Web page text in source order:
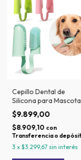
Cepillo Dental de
Silicona para
$9.899,00
$8.909,10 con
Transferencia o
3 x$3.299,67 sin interés